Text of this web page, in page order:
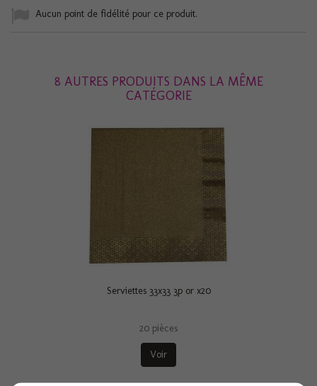
Aucun point de fidélité pour ce produit.
8 AUTRES PRODUITS DANS LA MÊME
CATÉGORIE
Serviettes 33x33 3p or x20
20 pièces
Voir